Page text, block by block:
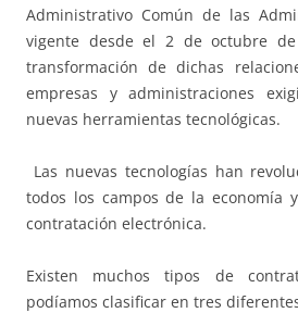
Administrativo Común de las
vigente desde el 2 de octubre
transformación de dichas
empresas y administraciones
nuevas herramientas tecnológicas.
Las nuevas tecnologías han
todos los campos de la economía
contratación electrónica.
Existen muchos tipos de
podíamos clasificar en tres